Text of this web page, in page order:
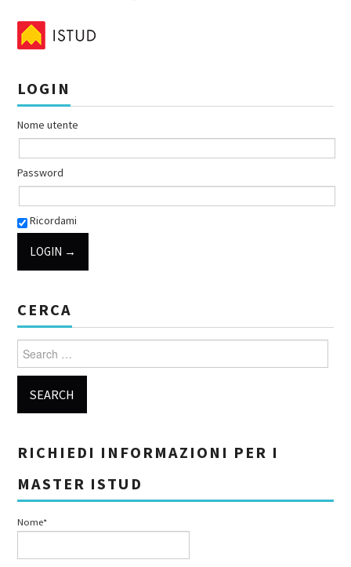
LOGIN
Nome utente
Password
Ricordami
CERCA
Search for:
RICHIEDI INFORMAZIONI PER I
MASTER ISTUD
Nome*